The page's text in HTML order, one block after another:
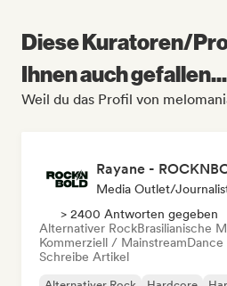
Diese Kuratoren/
Ihnen auch gefallen...
Weil du das Profil von
Rayane -
Media Outlet/
> 2400 Antworten gegeben
Alternativer RockBrasilianische
Kommerziell / MainstreamDance
Schreibe Artikel